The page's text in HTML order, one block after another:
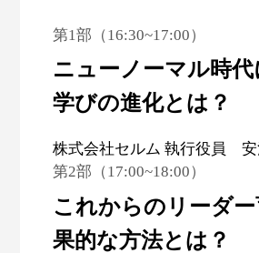
第1部（16:30~17:00）
ニューノーマル時
学びの進化とは？
株式会社セルム 執行役員 安
第2部（17:00~18:00）
これからのリーダ
果的な方法とは？